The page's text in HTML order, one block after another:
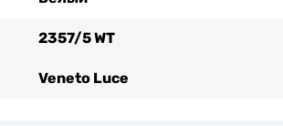
2357/5 WT
Veneto Luce